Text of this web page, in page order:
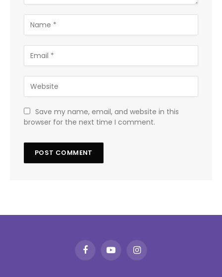
Save my name, email, and website in this
browser for the next time I comment.
FacebookYouTubeInstagram